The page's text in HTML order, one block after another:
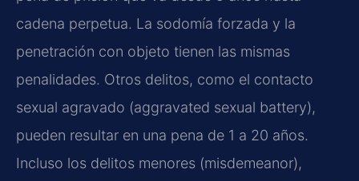
cadena perpetua. La sodomía forzada y la
penetración con objeto tienen las mismas
penalidades. Otros delitos, como el contacto
sexual agravado (aggravated sexual battery),
pueden resultar en una pena de 1 a 20 años.
Incluso los delitos menores (misdemeanor),